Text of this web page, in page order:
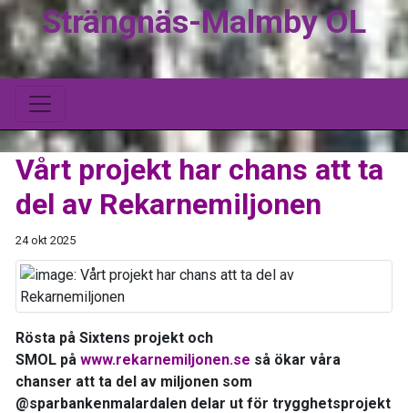
Strängnäs-Malmby OL
Vårt projekt har chans att ta
del av Rekarnemiljonen
24 okt 2025
Rösta på Sixtens projekt och
SMOL på www.rekarnemiljonen.se så ökar våra
chanser att ta del av miljonen som
@sparbankenmalardalen delar ut för trygghetsprojekt